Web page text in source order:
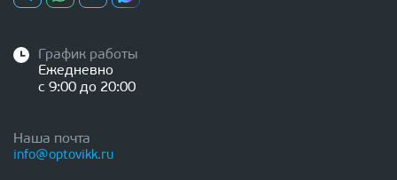
График работы
Ежедневно
с 9:00 до 20:00
Наша почта
info@optovikk.ru